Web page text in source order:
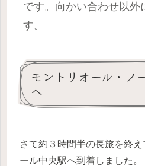
です。向かい合わせ以外
す。
モントリオール・ノ
へ
さて約３時間半の長旅を終
ール中央駅へ到着しました。